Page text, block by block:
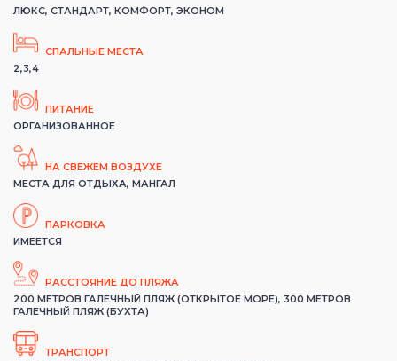
ЛЮКС, СТАНДАРТ, КОМФОРТ, ЭКОНОМ
СПАЛЬНЫЕ МЕСТА
2,3,4
ПИТАНИЕ
ОРГАНИЗОВАННОЕ
НА СВЕЖЕМ ВОЗДУХЕ
МЕСТА ДЛЯ ОТДЫХА, МАНГАЛ
ПАРКОВКА
ИМЕЕТСЯ
РАССТОЯНИЕ ДО ПЛЯЖА
200 МЕТРОВ ГАЛЕЧНЫЙ ПЛЯЖ (ОТКРЫТОЕ МОРЕ), 300 МЕТРОВ
ГАЛЕЧНЫЙ ПЛЯЖ (БУХТА)
ТРАНСПОРТ